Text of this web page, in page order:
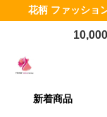
花柄 ファッショ
10,000
新着商品